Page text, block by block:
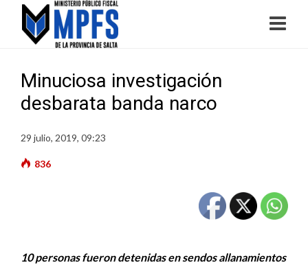
Minuciosa investigación
desbarata banda narco
29 julio, 2019, 09:23
836
10 personas fueron detenidas en sendos allanamientos